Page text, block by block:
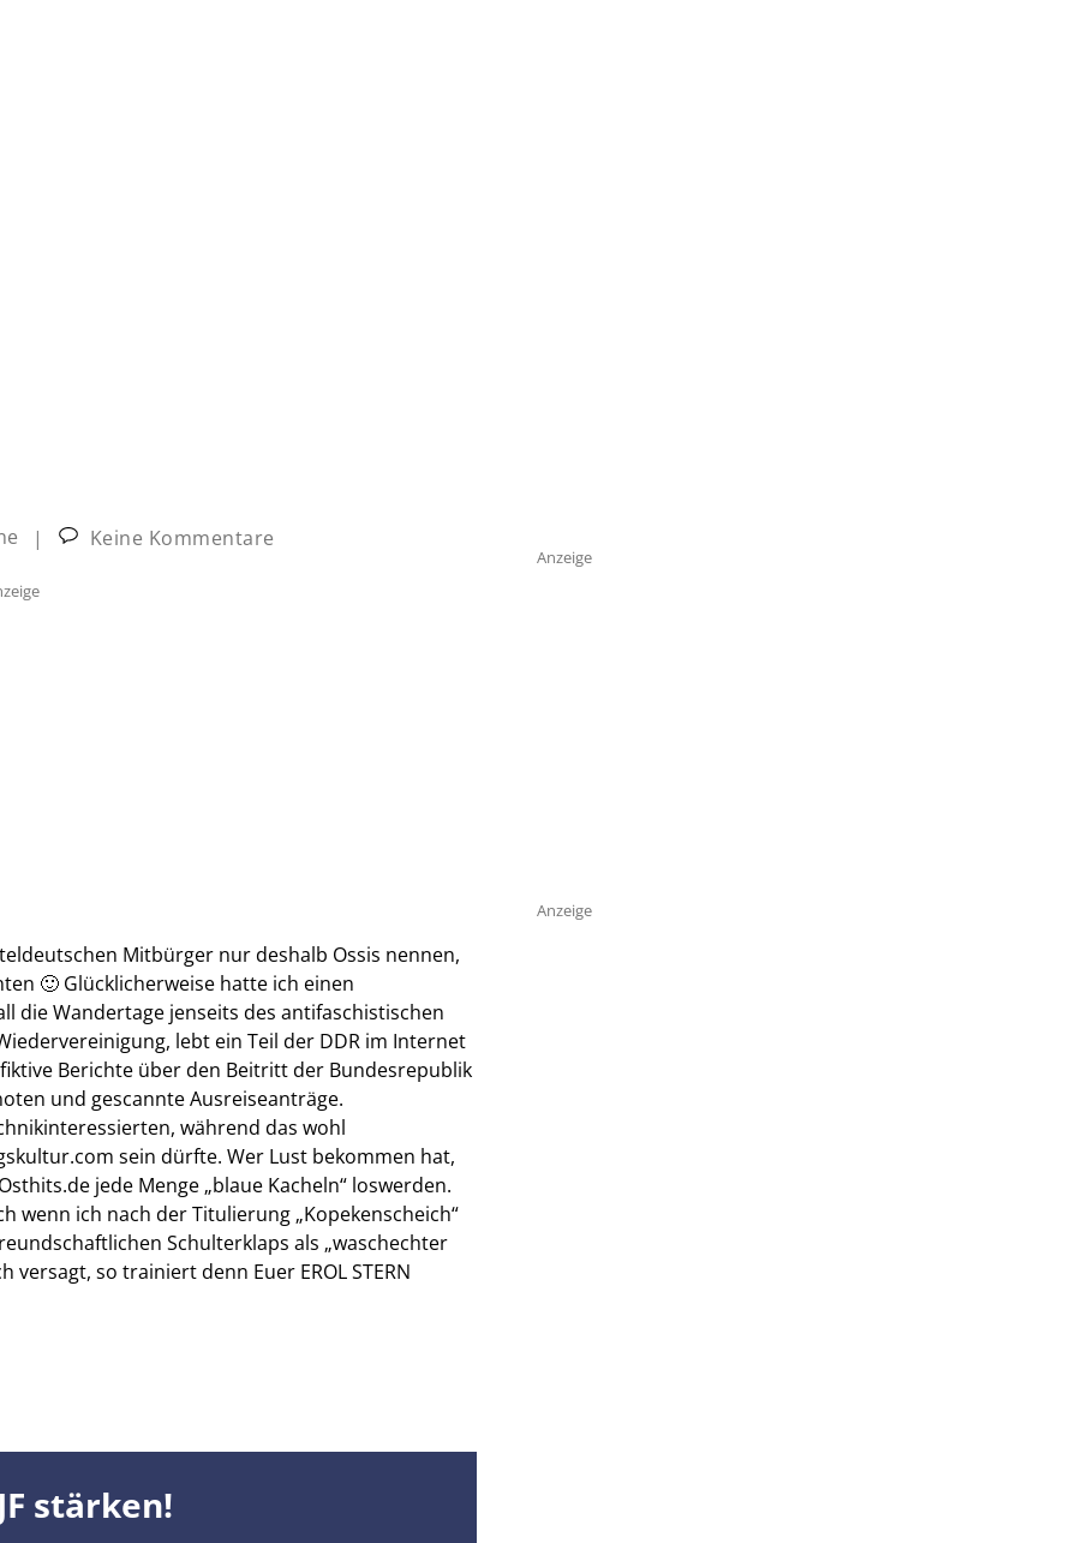
| Keine Kommentare
Mitbürger nur deshalb Ossis nennen,
🙂 Glücklicherweise hatte ich einen
die Wandertage jenseits des antifaschistischen
lebt ein Teil der DDR im Internet
Berichte über den Beitritt der Bundesrepublik
und gescannte Ausreiseanträge.
während das wohl
sein dürfte. Wer Lust bekommen hat,
jede Menge „blaue Kacheln“ loswerden.
wenn ich nach der Titulierung „Kopekenscheich“
Schulterklaps als „waschechter
versagt, so trainiert denn Euer EROL STERN
stärken!
Anzeige
Anzeige